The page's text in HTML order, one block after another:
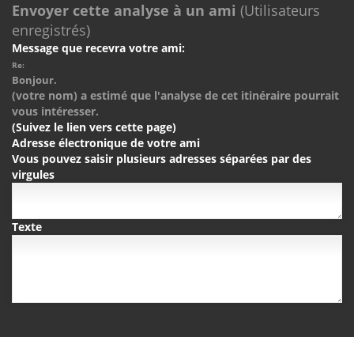
Envoyer cette analyse à un ami (Utilisateurs
enregistrés)
Message que recevra votre ami:
Re:
Bonjour.
(votre nom) a estimé que l'analyse de cet itinéraire pourrait
vous intéresser.
(Suivez le lien vers cette page)
Adresse électronique de votre ami
Vous pouvez saisir plusieurs adresses séparées par des
virgules
Texte